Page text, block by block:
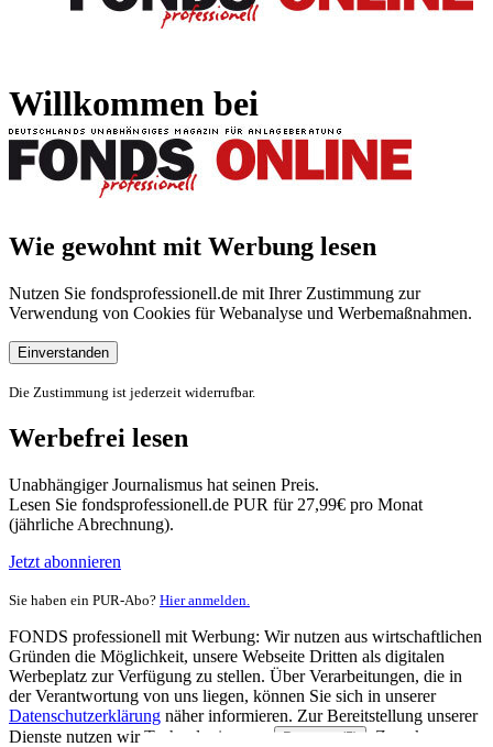
Willkommen bei
Wie gewohnt mit Werbung lesen
Nutzen Sie fondsprofessionell.de mit Ihrer Zustimmung zur
Verwendung von Cookies für Webanalyse und Werbemaßnahmen.
Einverstanden
Die Zustimmung ist jederzeit widerrufbar.
Werbefrei lesen
Unabhängiger Journalismus hat seinen Preis.
Lesen Sie fondsprofessionell.de PUR für 27,99€ pro Monat
(jährliche Abrechnung).
Jetzt abonnieren
Sie haben ein PUR-Abo? Hier anmelden.
FONDS professionell mit Werbung: Wir nutzen aus wirtschaftlichen
Gründen die Möglichkeit, unsere Webseite Dritten als digitalen
Werbeplatz zur Verfügung zu stellen. Über Verarbeitungen, die in
der Verantwortung von uns liegen, können Sie sich in unserer
Datenschutzerklärung näher informieren. Zur Bereitstellung unserer
Dienste nutzen wir Technologien von
Partnern (5)
. Zwecke: